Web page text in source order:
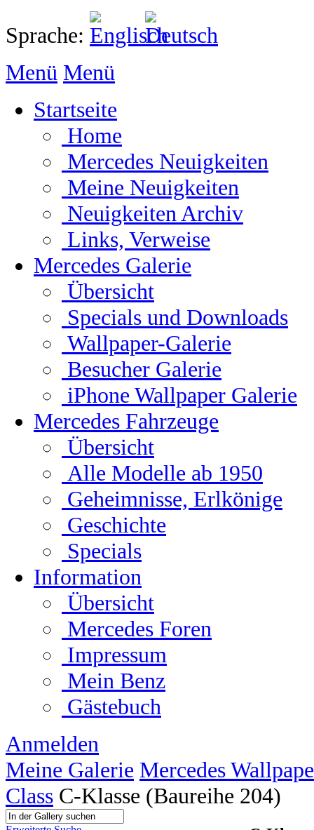
Sprache:
Menü Menü
Startseite
Home
Mercedes Neuigkeiten
Meine Neuigkeiten
Neuigkeiten Archiv
Links, Verweise
Mercedes Galerie
Übersicht
Specials und Downloads
Wallpaper-Galerie
Besucher Galerie
iPhone Wallpaper Galerie
Mercedes Fahrzeuge
Übersicht
Alle Modelle ab 1950
Geheimnisse, Erlkönige
Geschichte
Specials
Information
Übersicht
Mercedes Foren
Impressum
Mein Benz
Gästebuch
Anmelden
Meine Galerie Mercedes
Class C-Klasse (Baureihe 204)